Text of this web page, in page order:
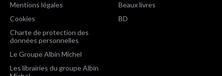
Mentions légales
Cookies
Charte de protection des
données personnelles
Le Groupe Albin Michel
Les librairies du groupe Albin
Beaux livres
BD